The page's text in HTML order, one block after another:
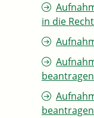
in die
beantragen
beantragen